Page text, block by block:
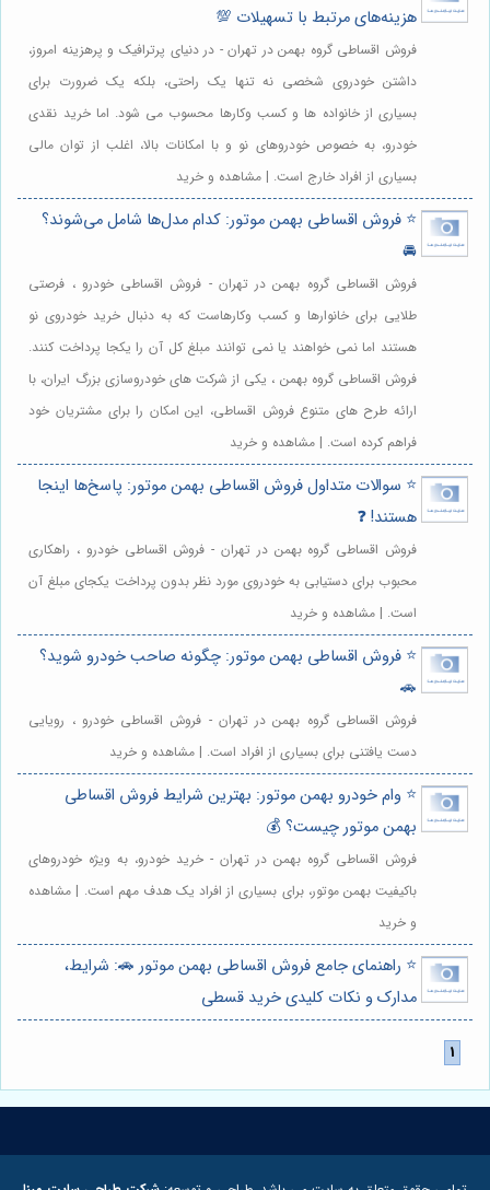
هزینه‌های مرتبط با تسهیلات 💯
فروش اقساطی گروه بهمن در تهران - در دنیای پرترافیک و پرهزینه امروز،
داشتن خودروی شخصی نه تنها یک راحتی، بلکه یک ضرورت برای
بسیاری از خانواده ها و کسب وکارها محسوب می شود. اما خرید نقدی
خودرو، به خصوص خودروهای نو و با امکانات بالا، اغلب از توان مالی
بسیاری از افراد خارج است. | مشاهده و خرید
⭐️ فروش اقساطی بهمن موتور: کدام مدل‌ها شامل می‌شوند؟
🚘
فروش اقساطی گروه بهمن در تهران - فروش اقساطی خودرو ، فرصتی
طلایی برای خانوارها و کسب وکارهاست که به دنبال خرید خودروی نو
هستند اما نمی خواهند یا نمی توانند مبلغ کل آن را یکجا پرداخت کنند.
فروش اقساطی گروه بهمن ، یکی از شرکت های خودروسازی بزرگ ایران، با
ارائه طرح های متنوع فروش اقساطی، این امکان را برای مشتریان خود
فراهم کرده است. | مشاهده و خرید
⭐️ سوالات متداول فروش اقساطی بهمن موتور: پاسخ‌ها اینجا
هستند! ❓
فروش اقساطی گروه بهمن در تهران - فروش اقساطی خودرو ، راهکاری
محبوب برای دستیابی به خودروی مورد نظر بدون پرداخت یکجای مبلغ آن
است. | مشاهده و خرید
⭐️ فروش اقساطی بهمن موتور: چگونه صاحب خودرو شوید؟
🚗
فروش اقساطی گروه بهمن در تهران - فروش اقساطی خودرو ، رویایی
دست یافتنی برای بسیاری از افراد است. | مشاهده و خرید
⭐️ وام خودرو بهمن موتور: بهترین شرایط فروش اقساطی
بهمن موتور چیست؟ 💰
فروش اقساطی گروه بهمن در تهران - خرید خودرو، به ویژه خودروهای
باکیفیت بهمن موتور، برای بسیاری از افراد یک هدف مهم است. | مشاهده
و خرید
⭐️ راهنمای جامع فروش اقساطی بهمن موتور 🚗: شرایط،
مدارک و نکات کلیدی خرید قسطی